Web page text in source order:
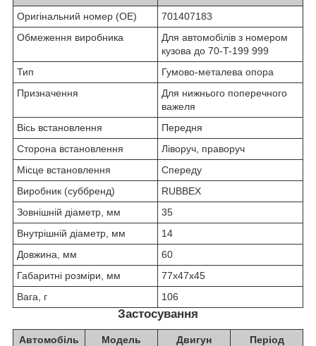
Оригінальний номер (OE)
701407183
Обмеження виробника
Для автомобілів з номером
кузова до 70-T-199 999
Тип
Гумово-металева опора
Призначення
Для нижнього поперечного
важеля
Вісь встановлення
Передня
Сторона встановлення
Ліворуч, праворуч
Місце встановлення
Спереду
Виробник (суббренд)
RUBBEX
Зовнішній діаметр, мм
35
Внутрішній діаметр, мм
14
Довжина, мм
60
Габаритні розміри, мм
77х47х45
Вага, г
106
Застосування
Автомобіль Модель Двигун Період